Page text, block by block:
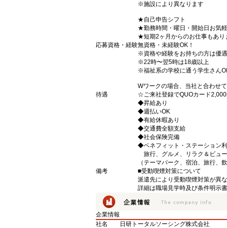
※施設により異なります
★自己申告シフト
★勤務時間・曜日・開始日お気
★短期2ヶ月からのお仕事もあり
応募資格・経験無資格・未経験OK！
※資格や経験をお持ちの方は優
※22時〜翌5時は18歳以上
※福祉系の学校に通う学生さん
Wワークの場合、当社と合わせ
待遇
☆ご来社登録でQUOカード2,000
◆昇給あり
◆週払いOK
◆有給休暇あり
◆交通費全額支給
◆社会保険完備
◆ベネフィット・ステーション
旅行、グルメ、リラク＆ビュ
（テーマパーク、宿泊、旅行、
備考
■受動喫煙対策について
派遣先により受動喫煙対策が異な
詳細は職場見学時及び条件明示
企業情報
社名
日研トータルソーシング株式会社